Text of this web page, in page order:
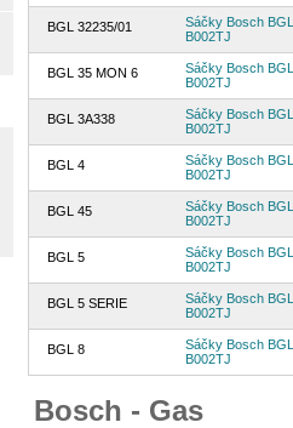
BGL 32235/01
Sáčky Bosch
B002TJ
BGL 35 MON 6
Sáčky Bosch
B002TJ
BGL 3A338
Sáčky Bosch
B002TJ
BGL 4
Sáčky Bosch
B002TJ
BGL 45
Sáčky Bosch
B002TJ
BGL 5
Sáčky Bosch
B002TJ
BGL 5 SERIE
Sáčky Bosch
B002TJ
BGL 8
Sáčky Bosch
B002TJ
Bosch - Gas